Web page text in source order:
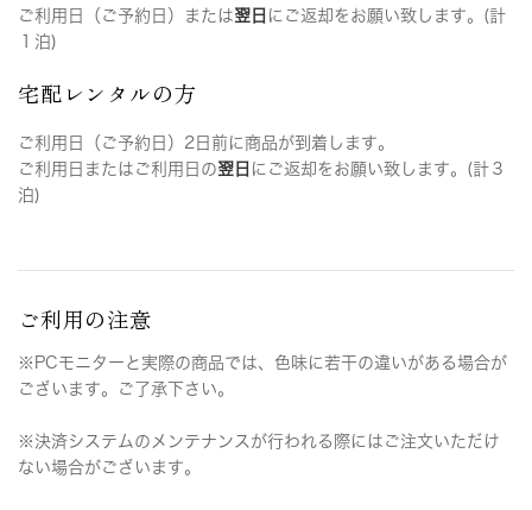
ご利用日（ご予約日）または翌日 にご返却をお願い致します。(計
１泊)
宅配レンタルの方
ご利用日（ご予約日）2日前に商品が到着します。
ご利用日またはご利用日の翌日 にご返却をお願い致します。(計３
泊)
ご利用の注意
※PCモニターと実際の商品では、色味に若干の違いがある場合が
ございます。ご了承下さい。
※決済システムのメンテナンスが行われる際にはご注文いただけ
ない場合がございます。